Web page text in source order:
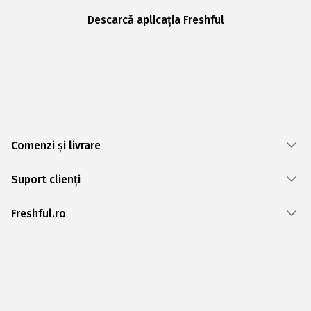
Descarcă aplicația Freshful
Comenzi și livrare
Suport clienți
Freshful.ro